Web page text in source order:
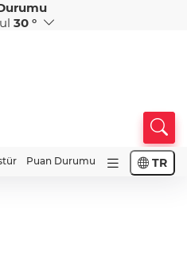
CAD
34,1883
30 °
Puan Durumu TR